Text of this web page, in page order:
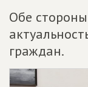
Обе
граждан.